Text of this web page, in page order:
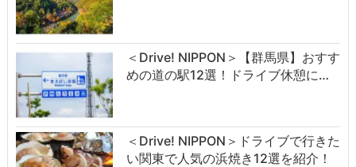
＜Drive! NIPPON＞【群馬県】おすす
めの道の駅12選！ドライブ休憩に…
＜Drive! NIPPON＞ドライブで行きた
い関東で人気の浜焼き12選を紹介！